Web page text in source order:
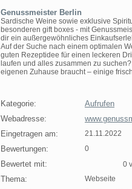
Genussmeister Berlin
Sardische Weine sowie exklusive
besonderen gift boxes - mit
dir ein außergewöhnliches
Auf der Suche nach einem optimalen
guten Rezeptidee für einen leckeren
laufen und alles zusammen zu
eigenen Zuhause braucht – einige
Kategorie:
Aufrufen
Webadresse:
Eingetragen am:
21.11.2022
Bewertungen: 0
Bewertet mit: 0
Thema: Webseite